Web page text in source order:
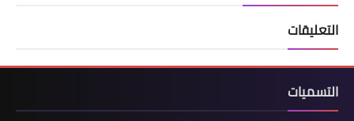
التعليقات
التسميات